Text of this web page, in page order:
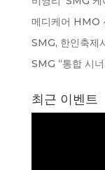
메디케어 HMO
SMG, 한인축제
SMG “통합 시
최근 이벤트